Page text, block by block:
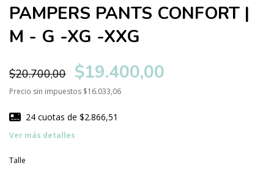
PAMPERS PANTS CONFORT |
M - G -XG -XXG
$20.700,00 $19.400,00
Precio sin impuestos $16.033,06
24 cuotas de $2.866,51
Ver más detalles
Talle